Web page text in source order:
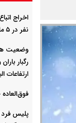
نفر در ۵ ماه گذشته
رگبار
ارتفاعات
پلیس